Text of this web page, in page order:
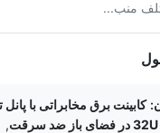
منب...
کابینت برق مخابراتی با پانل
,